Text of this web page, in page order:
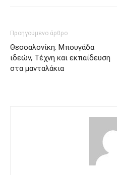
Προηγούμενο άρθρο
Θεσσαλονίκη: Μπουγάδα
ιδεών, Τέχνη και εκπαίδευση
στα μανταλάκια